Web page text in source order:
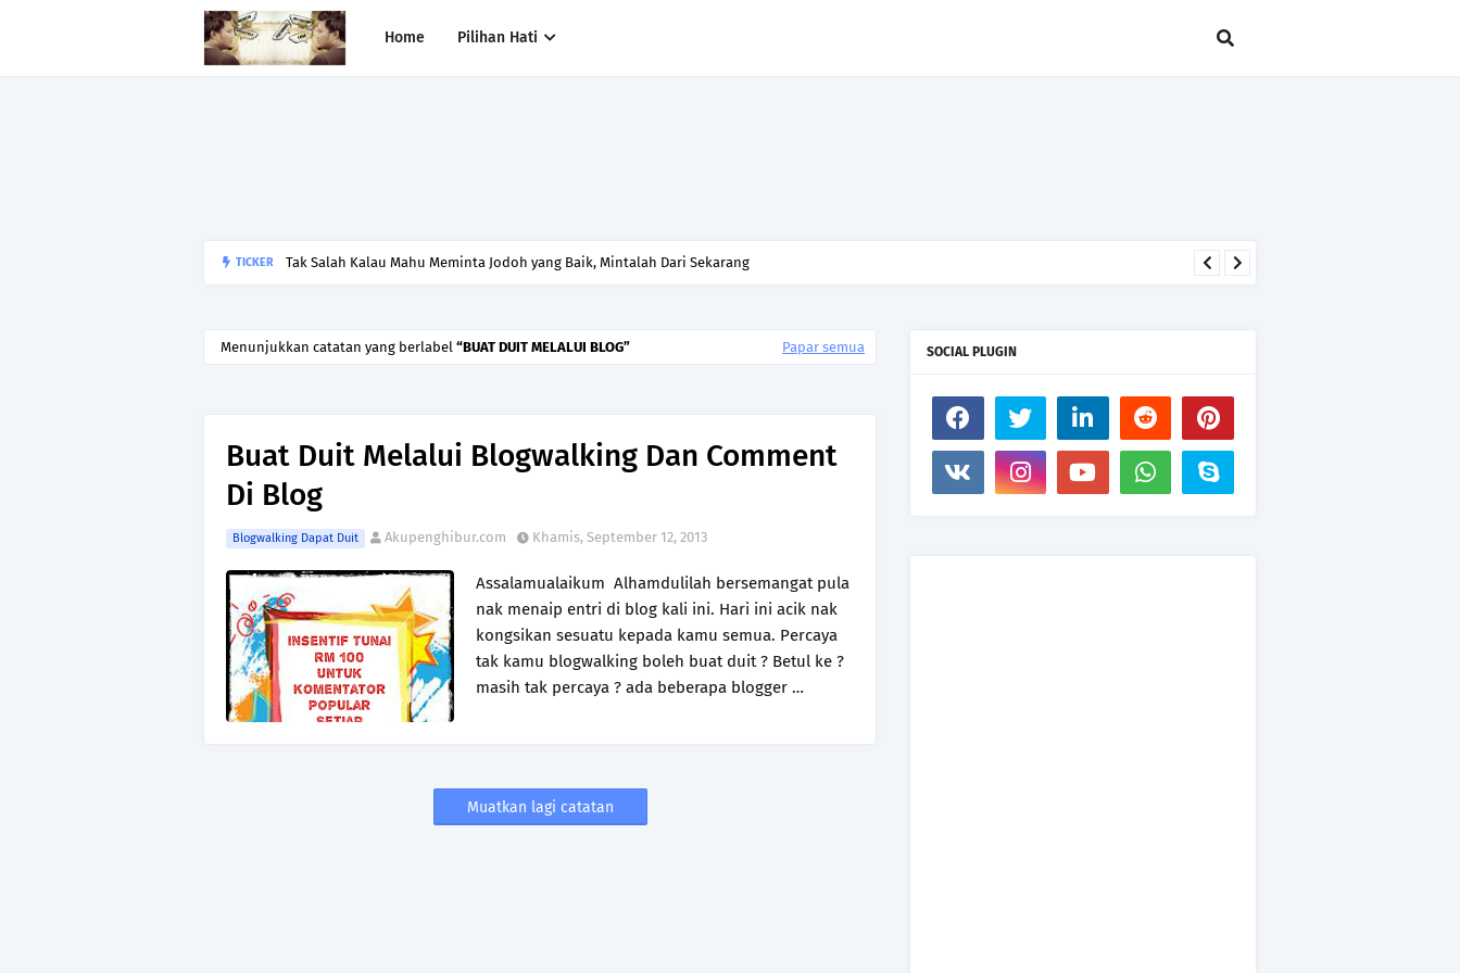
Home Pilihan Hati
TICKER
Begitulah jodoh,bukan siapa yang paling cepat, tetapi siapa yang paling tepat.Jangan sesekali menerima seseorang hanya kerana takut
Menunjukkan catatan yang berlabel BUAT DUIT MELALUI BLOG Papar semua
Buat Duit Melalui Blogwalking Dan Comment
Di Blog
Blogwalking Dapat Duit Akupenghibur.com Khamis, September 12, 2013
Assalamualaikum Alhamdulilah bersemangat pula
nak menaip entri di blog kali ini. Hari ini acik nak
kongsikan sesuatu kepada kamu semua. Percaya
tak kamu blogwalking boleh buat duit ? Betul ke ?
masih tak percaya ? ada beberapa blogger …
Muatkan lagi catatan
SOCIAL PLUGIN